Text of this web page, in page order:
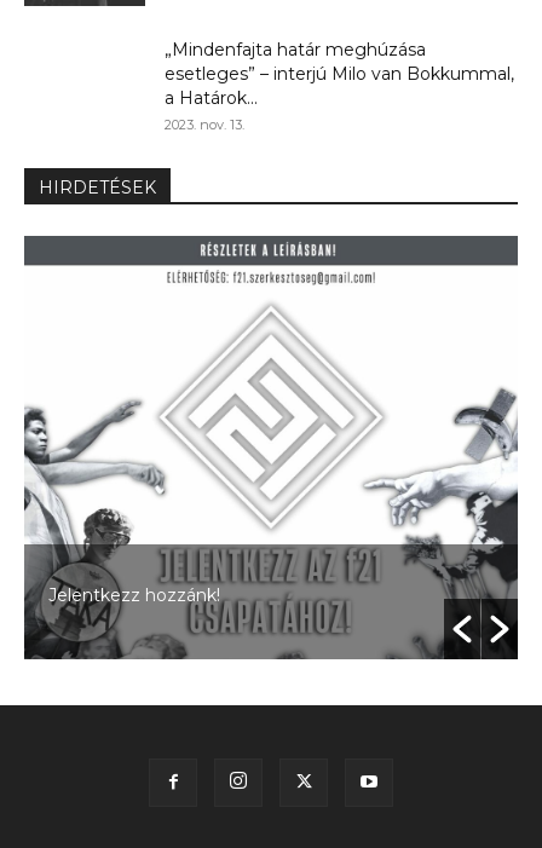
„Mindenfajta határ meghúzása
esetleges” – interjú Milo van Bokkummal,
a Határok...
2023. nov. 13.
HIRDETÉSEK
Jelentkezz hozzánk!